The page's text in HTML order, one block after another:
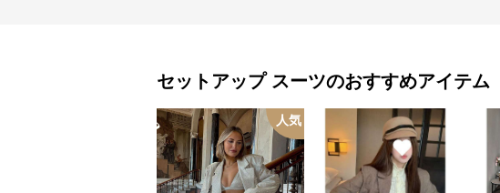
セットアップ スーツのおすすめアイテム
人気